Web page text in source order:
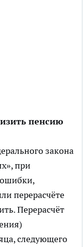
пенсию
закона
при
перерасчёте
Перерасчёт
следующего